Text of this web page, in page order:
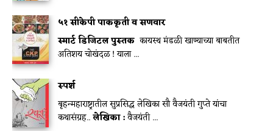
५१ सीकेपी पाककृती व सणवार
स्मार्ट डिजिटल पुस्तक कायस्थ मंडळी खाण्याच्या बाबतीत
अतिशय चोखंदळ ! याला ...
स्पर्श
बृहन्महाराष्ट्रातील सुप्रसिद्ध लेखिका सौ वैजयंती गुप्ते यांचा
कथासंग्रह..लेखिका :वैजयंती ...